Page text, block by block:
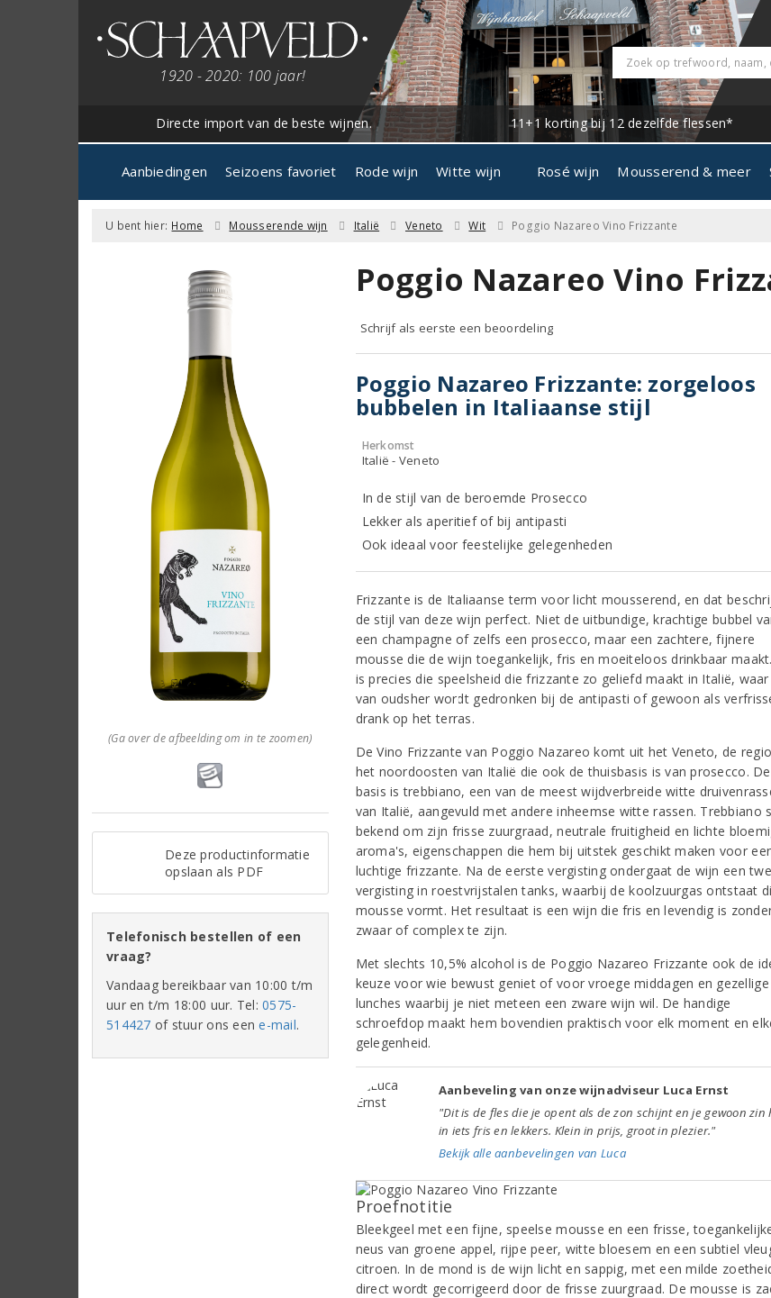
1920 - 2020: 100 jaar!
Directe import van de beste wijnen. 11+1 korting bij 12 dezelfde flessen*
Aanbiedingen Seizoens favoriet Rode wijn Witte wijn Rosé wijn Mousserend & meer
U bent hier: Home Mousserende wijn Italië Veneto Wit Poggio Nazareo Vino Frizzante
(Ga over de afbeelding om in te zoomen)
Deze productinformatie
opslaan als PDF
Telefonisch bestellen of een
vraag?
Vandaag bereikbaar van 10:00 t/m
uur en t/m 18:00 uur. Tel:0575-
514427 of stuur ons eene-mail.
Poggio Nazareo Vino
Schrijf als eerste een beoordeling
Poggio Nazareo Frizzante: zorgeloos
bubbelen in Italiaanse stijl
Herkomst
Italië - Veneto
In de stijl van de beroemde Prosecco
Lekker als aperitief of bij antipasti
Ook ideaal voor feestelijke gelegenheden
Frizzante is de Italiaanse term voor licht mousserend, en dat
de stijl van deze wijn perfect. Niet de uitbundige, krachtige bubbel
een champagne of zelfs een prosecco, maar een zachtere, fijnere
mousse die de wijn toegankelijk, fris en moeiteloos drinkbaar
is precies die speelsheid die frizzante zo geliefd maakt in Italië, waar
van oudsher wordt gedronken bij de antipasti of gewoon als
drank op het terras.
De Vino Frizzante van Poggio Nazareo komt uit het Veneto, de
het noordoosten van Italië die ook de thuisbasis is van prosecco. De
basis is trebbiano, een van de meest wijdverbreide witte
van Italië, aangevuld met andere inheemse witte rassen. Trebbiano
bekend om zijn frisse zuurgraad, neutrale fruitigheid en lichte
aroma's, eigenschappen die hem bij uitstek geschikt maken voor
luchtige frizzante. Na de eerste vergisting ondergaat de wijn een
vergisting in roestvrijstalen tanks, waarbij de koolzuurgas ontstaat
mousse vormt. Het resultaat is een wijn die fris en levendig is
zwaar of complex te zijn.
Met slechts 10,5% alcohol is de Poggio Nazareo Frizzante ook de
keuze voor wie bewust geniet of voor vroege middagen en gezellige
lunches waarbij je niet meteen een zware wijn wil. De handige
schroefdop maakt hem bovendien praktisch voor elk moment en
gelegenheid.
Aanbeveling van onze wijnadviseur Luca Ernst
"Dit is de fles die je opent als de zon schijnt en je gewoon zin
in iets fris en lekkers. Klein in prijs, groot in plezier."
Bekijk alle aanbevelingen van Luca
Proefnotitie
Bleekgeel met een fijne, speelse mousse en een frisse,
neus van groene appel, rijpe peer, witte bloesem en een subtiel
citroen. In de mond is de wijn licht en sappig, met een milde
direct wordt gecorrigeerd door de frisse zuurgraad. De mousse is